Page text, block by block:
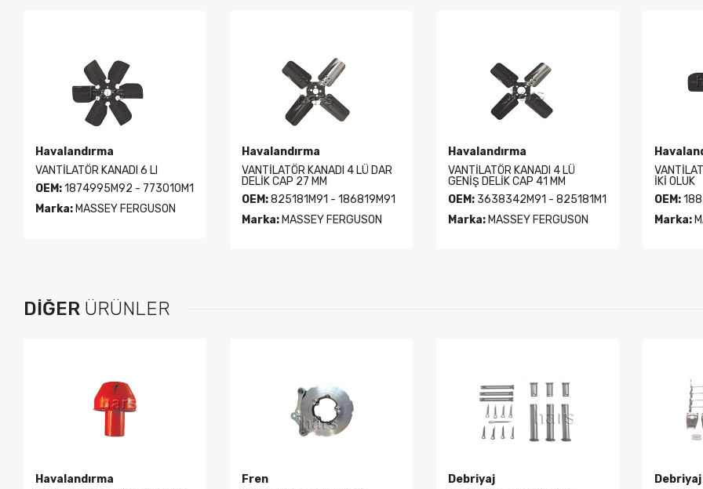
Havalandırma
VANTİLATÖR KANADI 6 LI
OEM:1874995M92 - 773010M1
Marka: MASSEY FERGUSON
Havalandırma
VANTİLATÖR KANADI 4 LÜ DAR
DELİK CAP 27 MM
OEM:825181M91 - 186819M91
Marka:MASSEY FERGUSON
Havalandırma
VANTİLATÖR KANADI 4 LÜ
GENİŞ DELİK CAP 41 MM
OEM:3638342M91 - 825181M1
Marka:MASSEY FERGUSON
İKİ OLUK
OEM:
Marka:
DIĞER ÜRÜNLER
Havalandırma
Fren
Debriyaj
Debriyaj